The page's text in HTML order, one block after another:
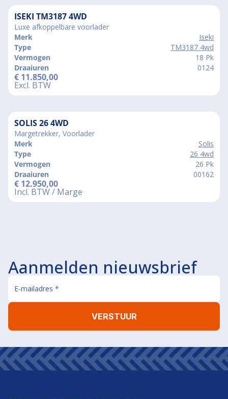
ISEKI TM3187 4WD
Luxe afkoppelbare voorlader
Merk
Iseki
Type
TM3187 4wd
Vermogen
18 Pk
Draaiuren
0124
€ 11.850,00
Excl. BTW
SOLIS 26 4WD
Margetrekker, Voorlader
Merk
Solis
Type
26 4wd
Vermogen
26 Pk
Draaiuren
00162
€ 12.950,00
Incl. BTW / Marge
Aanmelden nieuwsbrief